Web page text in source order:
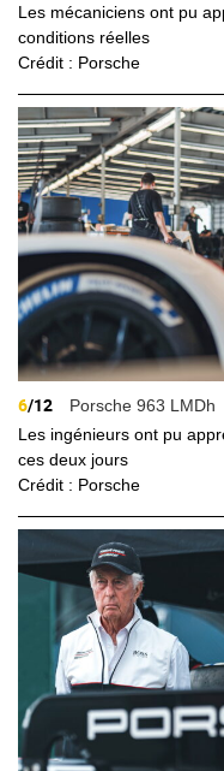
Les mécaniciens ont pu
conditions réelles
Crédit : Porsche
6/12
Porsche 963 LMDh
Les ingénieurs ont pu
ces deux jours
Crédit : Porsche